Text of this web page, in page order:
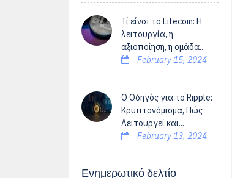
Τί είναι το Litecoin: Η
λειτουργία, η
αξιοποίηση, η ομάδα...
February 15, 2024
Ο Οδηγός για το Ripple:
Κρυπτονόμισμα, Πώς
Λειτουργεί και...
February 13, 2024
Ενημερωτικό δελτίο